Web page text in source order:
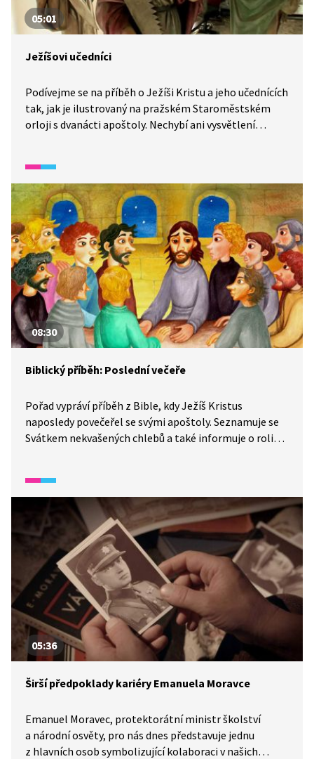
05:01
Ježíšovi učedníci
Podívejme se na příběh o Ježíši Kristu a jeho učednících
tak, jak je ilustrovaný na pražském Staroměstském
orloji s dvanácti apoštoly. Nechybí ani vysvětlení
08:30
Biblický příběh: Poslední večeře
Pořad vypráví příběh z Bible, kdy Ježíš Kristus
naposledy povečeřel se svými apoštoly. Seznamuje se
Svátkem nekvašených chlebů a také informuje o roli
05:36
Širší předpoklady kariéry Emanuela Moravce
Emanuel Moravec, protektorátní ministr školství
a národní osvěty, pro nás dnes představuje jednu
z hlavních osob symbolizující kolaboraci v našich